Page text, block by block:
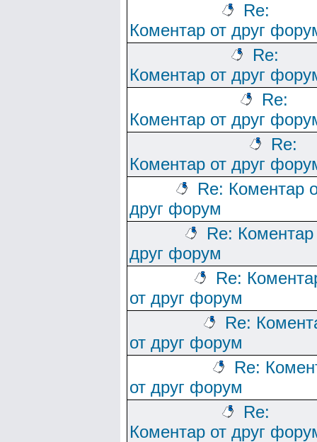
Re:
Коментар от друг
Re:
Коментар от друг
Re:
Коментар от друг
Re:
Коментар от друг
Re: Коментар
друг форум
Re: Коментар
друг форум
Re:
от друг форум
Re:
от друг форум
Re:
от друг форум
Re:
Коментар от друг